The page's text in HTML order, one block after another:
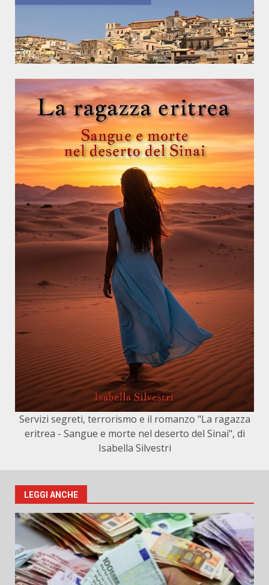
Servizi segreti, terrorismo e il romanzo "La ragazza
eritrea - Sangue e morte nel deserto del Sinai", di
Isabella Silvestri
LEGGI ANCHE